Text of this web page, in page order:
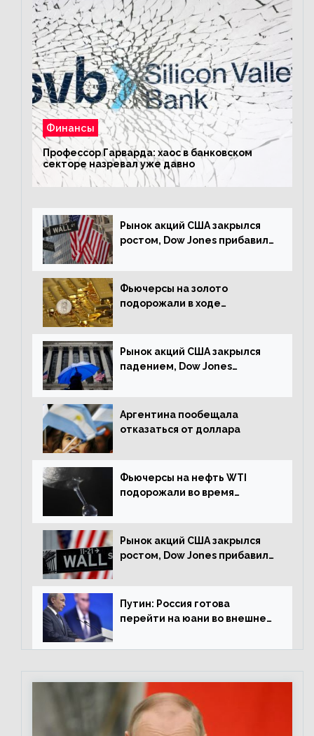
Финансы
Профессор Гарварда: хаос в банковском
секторе назревал уже давно
Рынок акций США закрылся
ростом, Dow Jones прибавил
Фьючерсы на золото
подорожали в ходе
Рынок акций США закрылся
падением, Dow Jones
Аргентина пообещала
отказаться от доллара
Фьючерсы на нефть WTI
подорожали во время
Рынок акций США закрылся
ростом, Dow Jones прибавил
Путин: Россия готова
перейти на юани во внешней